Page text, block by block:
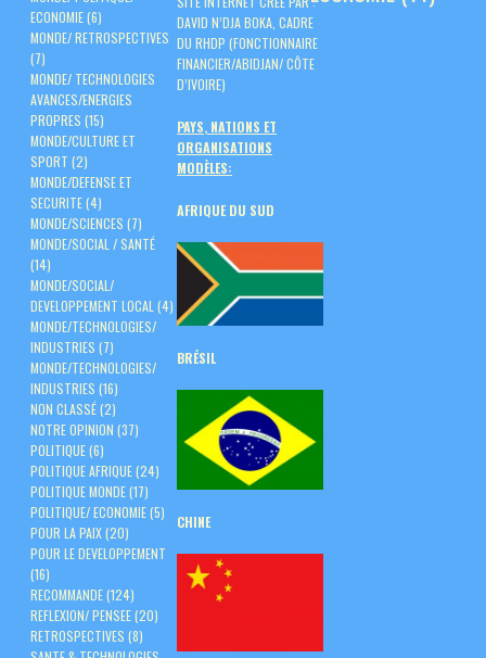
ECONOMIE(6)
MONDE/ RETROSPECTIVES
(7)
MONDE/ TECHNOLOGIES
AVANCES/ENERGIES
PROPRES (15)
MONDE/CULTURE ET
SPORT (2)
MONDE/DEFENSE ET
SECURITE(4)
MONDE/SCIENCES (7)
MONDE/SOCIAL / SANTÉ
(14)
MONDE/SOCIAL/
DEVELOPPEMENT LOCAL (4)
MONDE/TECHNOLOGIES/
INDUSTRIES (7)
MONDE/TECHNOLOGIES/
INDUSTRIES (16)
NON CLASSÉ(2)
NOTRE OPINION (37)
POLITIQUE(6)
POLITIQUE AFRIQUE(24)
POLITIQUE MONDE(17)
POLITIQUE/ ECONOMIE(5)
POUR LA PAIX(20)
POUR LE DEVELOPPEMENT
(16)
RECOMMANDE(124)
REFLEXION/ PENSEE(20)
RETROSPECTIVES (8)
DAVID N’DJA BOKA, CADRE
DU RHDP (FONCTIONNAIRE
FINANCIER/ABIDJAN/ CÔTE
D’IVOIRE)
PAYS, NATIONS ET
ORGANISATIONS
MODÈLES:
AFRIQUE DU SUD
BRÉSIL
CHINE